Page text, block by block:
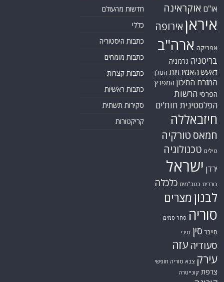
או"ם אוקראינה
איראן אירופה
אפריקה ארה"ב
בריטניה גרמניה
דאעש האמירויות הגולן
המזרח התיכון המפרץ
הפרסי הרשות
הפלסטינית חות'ים
חיזבאללה
חמאס טורקיה
טילים טכנולוגיה
ירדן ישראל
כורדים כטב"מים כלכלה
לבנון מצרים
סוריה סחר סמים
סייבר סין סיני
סעודיה עזה
עירק צבא סוריה חופשי
צרפת קונייטרה
חדשות מהעולם
כללי
כתבות היסטוריה
כתבות מומחים
כתבות קצרות
כתבות ראשיות
סקירות תשתית
קריקטורות